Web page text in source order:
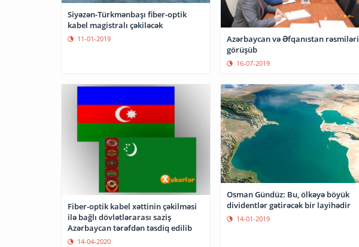
Siyəzən-Türkmənbaşı fiber-optik
kabel magistralı çəkiləcək
11-01-2019
Azərbaycan və Əfqanıstan rəsmiləri
görüşüb
16-07-2019
Fiber-optik kabel xəttinin çəkilməsi
ilə bağlı dövlətlərarası saziş
Azərbaycan tərəfdən təsdiq edilib
14-04-2020
Osman Gündüz: Bu, ölkəyə böyük
dividentlər gətirəcək bir layihədir
14-01-2019